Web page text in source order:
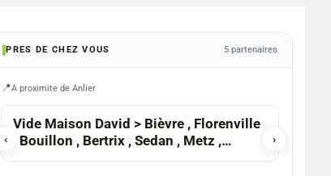
PRES DE CHEZ VOUS 5 partenaires
A proximite de Anlier
‹ ›
Vide Maison David > Bièvre , Florenville
, Bouillon , Bertrix , Sedan , Metz ,
Namur